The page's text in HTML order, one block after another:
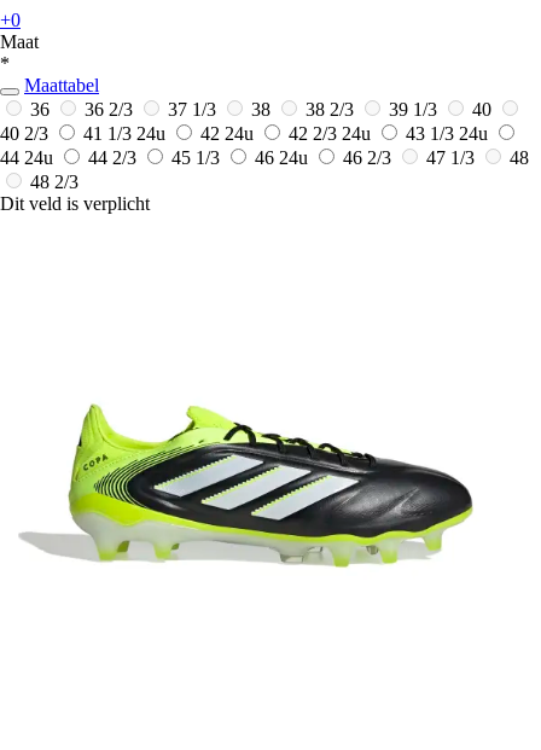
+0
Maat
*
Maattabel
36
36 2/3 37 1/3 38 38 2/3 39 1/3
40
40 2/3
41 1/3 24u 42 24u 42 2/3 24u 43 1/3 24u
44 24u 44 2/3 45 1/3 46 24u 46 2/3 47 1/3
48
48 2/3
Dit veld is verplicht